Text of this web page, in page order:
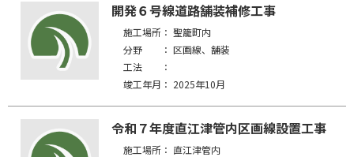
開発６号線道路舗装補修工事
施工場所： 聖籠町内
分野 ： 区画線
舗装
工法 ：
竣工年月： 2025年10月
令和７年度直江津管内区画線設置工事
施工場所： 直江津管内